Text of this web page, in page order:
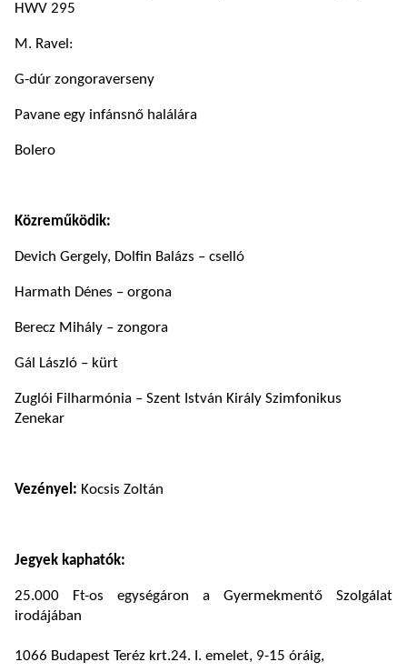
HWV 295
M. Ravel:
G-dúr zongoraverseny
Pavane egy infánsnő halálára
Bolero
Közreműködik:
Devich Gergely, Dolfin Balázs – cselló
Harmath Dénes – orgona
Berecz Mihály – zongora
Gál László – kürt
Zuglói Filharmónia – Szent István Király Szimfonikus
Zenekar
Vezényel: Kocsis Zoltán
Jegyek kaphatók:
25.000 Ft-os egységáron a Gyermekmentő Szolgálat
irodájában
1066 Budapest Teréz krt.24. I. emelet, 9-15 óráig,